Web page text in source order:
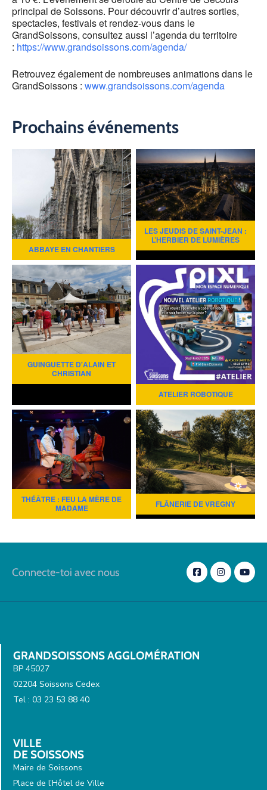
principal de Soissons. Pour découvrir d’autres sorties,
spectacles, festivals et rendez-vous dans le
GrandSoissons, consultez aussi l’agenda du territoire
: https://www.grandsoissons.com/agenda/
Retrouvez également de nombreuses animations dans le
GrandSoissons : www.grandsoissons.com/agenda
Prochains événements
ABBAYE EN CHANTIERS
LES JEUDIS DE SAINT-JEAN :
L’HERBIER DE LUMIÈRES
GUINGUETTE D'ALAIN ET
CHRISTIAN
ATELIER ROBOTIQUE
THÉÂTRE : FEU LA MÈRE DE
MADAME
FLÂNERIE DE VREGNY
Connecte-toi avec nous
GRANDSOISSONS AGGLOMÉRATION
BP 45027
02204 Soissons Cedex
Tel : 03 23 53 88 40
VILLE
DE SOISSONS
Maire de Soissons
Place de l’Hôtel de Ville